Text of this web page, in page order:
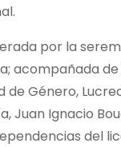
por la
acompañada
de Género,
Juan Ignacio
del